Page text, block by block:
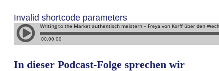
Invalid shortcode parameters
In dieser Podcast-Folge sprechen wir